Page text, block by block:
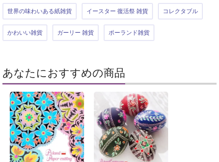
世界の味わいある紙雑貨 イースター 復活祭 雑貨 コレクタブル
かわいい雑貨 ガーリー 雑貨 ポーランド雑貨
あなたにおすすめの商品